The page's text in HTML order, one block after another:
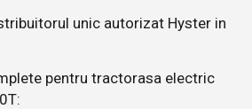
unic autorizat Hyster in
pentru tractorasa electric